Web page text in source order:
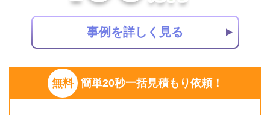
無料 簡単20秒一括見積もり依頼！
事例を詳しく見る